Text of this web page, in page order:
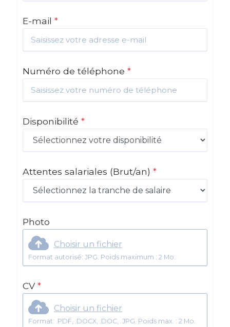
E-mail *
Numéro de téléphone *
Disponibilité *
Attentes salariales (Brut/an) *
Photo
Choisir un fichier
Format autorisé: JPG. Poids maximum : 2 Mo.
CV *
Choisir un fichier
Format: .PDF, .DOCX, .DOC, .JPG. Poids max. : 2 Mo.